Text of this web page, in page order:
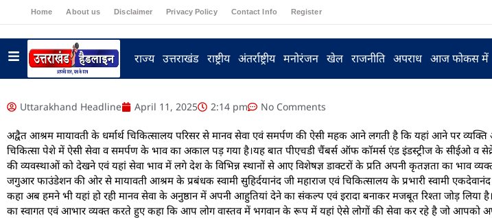
Home About us Disclaimer Privacy Policy Contact Info Register
राज्य उत्तराखंड राष्ट्रीय अंतर्राष्ट्रीय मनोरंजन खेल राजनीति अपराध आज फोकस में
Uttarakhand Headline April 11, 2025 2:14 pm No Comments
अद्वैत आश्रम मायावती के धर्मार्थ चिकित्सालय परिसर से मानव सेवा एवं समर्पण की ऐसी महक आने लगती है कि यहां आने पर
चिकित्सा पेशे में ऐसी सेवा व समर्पण के भाव का अकाल पड़ गया है।यह बात पीएचडी चैंबर्स ऑफ कॉमर्स एंड इंडस्ट्रीज के सीईओ व
की व्यवस्थाओं को देखने एवं यहां सेवा भाव में लगे देश के विभिन्न स्थानों से आए विशेषज्ञ डाक्टरों के प्रति अपनी कृतज्ञता का भाव
जगुआर फाउंडेशन की ओर से मायावती आश्रम के प्रबंधक स्वामी सुहिर्दयानंद जी महाराज एवं चिकित्सालय के प्रभारी स्वामी
कहा अब हमने भी यहां हो रही मानव सेवा के अनुष्ठान में अपनी आहुतियां देने का संकल्प एवं इरादा बनाकर मजबूत रिश्ता जोड़ लिया
का स्वागत एवं आभार व्यक्त करते हुए कहा कि आप लोग वास्तव में भगवान के रूप में यहां ऐसे लोगों की सेवा कर रहे है जो आपको